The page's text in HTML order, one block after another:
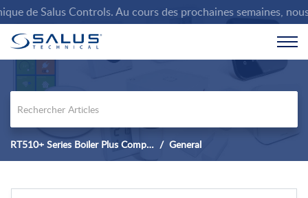
de Salus Controls. Au cours des prochaines semaines,
RT510+ Series Boiler Plus Compliant Thermostat. General